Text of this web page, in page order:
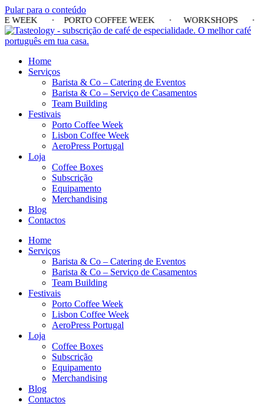
Pular para o conteúdo
WEEK · PORTO COFFEE WEEK ·
Home
Serviços
Barista & Co – Catering de Eventos
Barista & Co – Serviço de Casamentos
Team Building
Festivais
Porto Coffee Week
Lisbon Coffee Week
AeroPress Portugal
Loja
Coffee Boxes
Subscrição
Equipamento
Merchandising
Blog
Contactos
Home
Serviços
Barista & Co – Catering de Eventos
Barista & Co – Serviço de Casamentos
Team Building
Festivais
Porto Coffee Week
Lisbon Coffee Week
AeroPress Portugal
Loja
Coffee Boxes
Subscrição
Equipamento
Merchandising
Blog
Contactos